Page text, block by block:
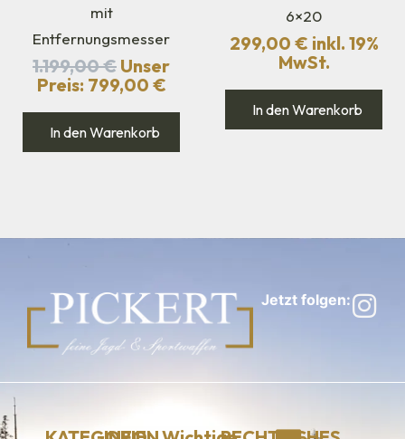
mit
Entfernungsmesser
1.199,00€ Unser
Preis: 799,00 €
In den Warenkorb
6×20
299,00 € inkl. 19%
MwSt.
In den Warenkorb
Jetzt folgen: